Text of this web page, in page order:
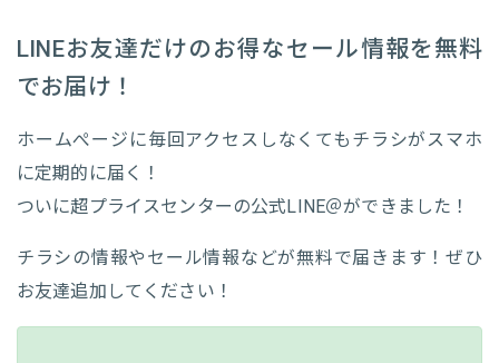
LINEお友達だけのお得なセール情報を無料
でお届け！
ホームぺージに毎回アクセスしなくてもチラシがスマホ
に定期的に届く！
ついに超プライスセンターの公式LINE＠ができました！
チラシの情報やセール情報などが無料で届きます！ぜひ
お友達追加してください！